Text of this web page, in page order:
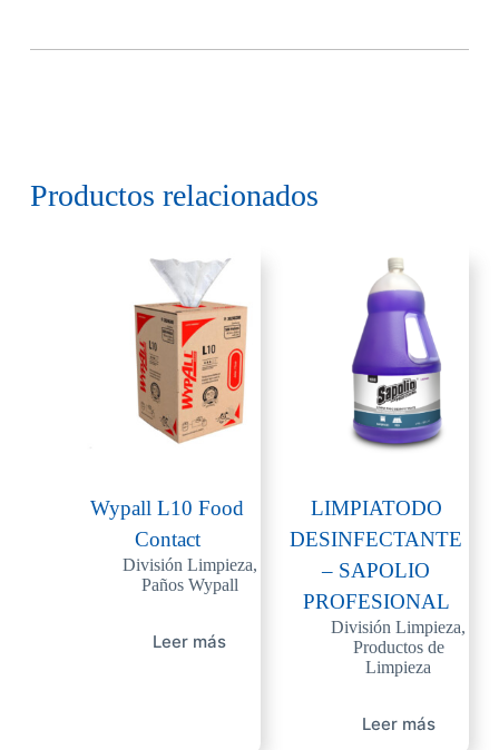
Productos relacionados
Wypall L10 Food
Contact
División Limpieza,
Paños Wypall
Leer más
LIMPIATODO
DESINFECTANTE
– SAPOLIO
PROFESIONAL
División Limpieza,
Productos de
Limpieza
Leer más